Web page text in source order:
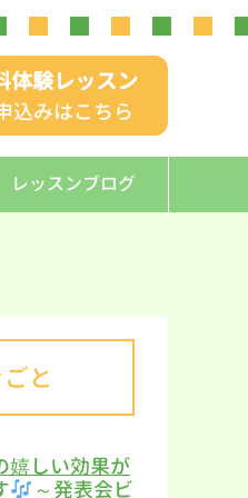
体験レッスン
込みはこちら
レッスンブログ
と
嬉しい効果が
～発表会ビ